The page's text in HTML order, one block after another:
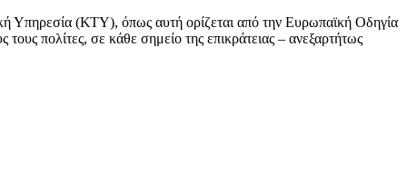
Υπηρεσία (ΚΤΥ), όπως αυτή ορίζεται από την Ευρωπαϊκή Οδηγία
πολίτες, σε κάθε σημείο της επικράτειας – ανεξαρτήτως